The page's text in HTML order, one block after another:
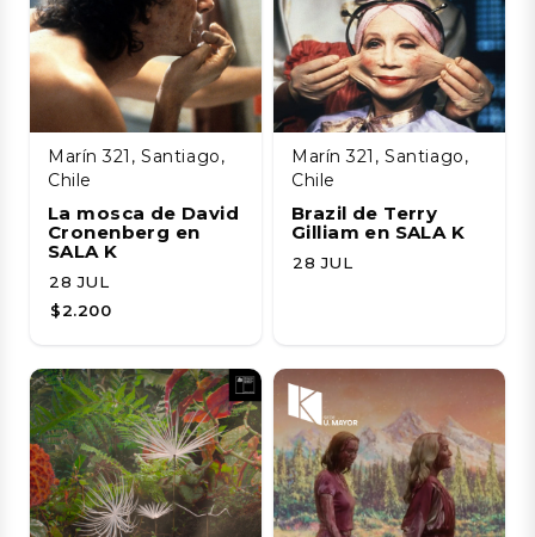
Marín 321, Santiago,
Chile
La mosca de David
Cronenberg en
SALA K
28 JUL
$2.200
Marín 321, Santiago,
Chile
Brazil de Terry
Gilliam en SALA K
28 JUL